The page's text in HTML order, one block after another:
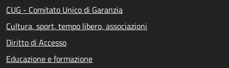
CUG - Comitato Unico di Garanzia
Cultura, sport, tempo libero, associazioni
Diritto di Accesso
Educazione e formazione